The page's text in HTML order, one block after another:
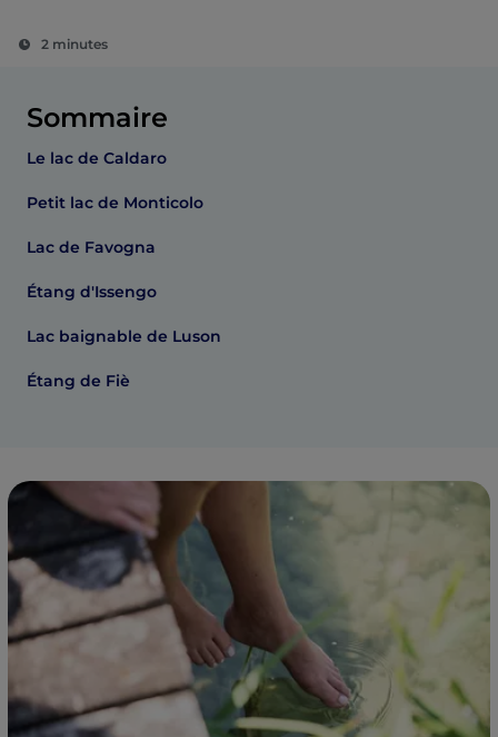
2 minutes
Sommaire
Le lac de Caldaro
Petit lac de Monticolo
Lac de Favogna
Étang d'Issengo
Lac baignable de Luson
Étang de Fiè